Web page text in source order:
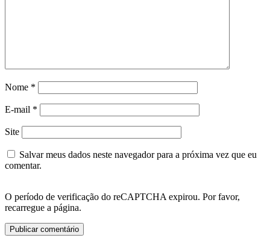
Nome *
E-mail *
Site
Salvar meus dados neste navegador para a próxima vez que eu
comentar.
O período de verificação do reCAPTCHA expirou. Por favor,
recarregue a página.